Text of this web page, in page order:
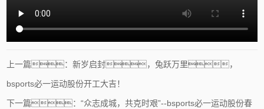
上一篇：新岁启封，兔跃万里，
bsports必一运动股份开工大吉！
下一篇：“众志成城，共克时艰”--bsports必一运动股份春